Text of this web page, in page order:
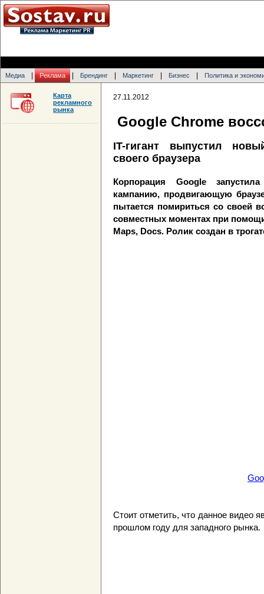
Медиа Реклама Брендинг Маркетинг Бизнес Политика и
27.11.2012
Google Chrome
IT-гигант выпустил
своего браузера
Корпорация Google
кампанию, продвигающую
пытается помириться со своей
совместных моментах при
Maps, Docs. Ролик создан в
Cтоит отметить, что данное видео
прошлом году для западного рынка.
Карта
рекламного
рынка